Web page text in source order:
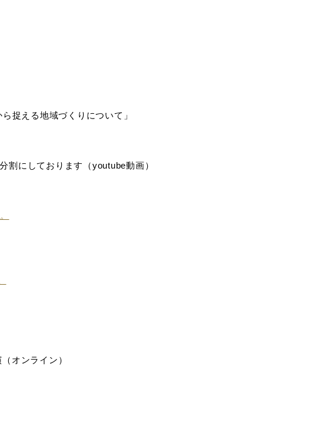
捉える地域づくりについて」
にしております（youtube動画）
オンライン）